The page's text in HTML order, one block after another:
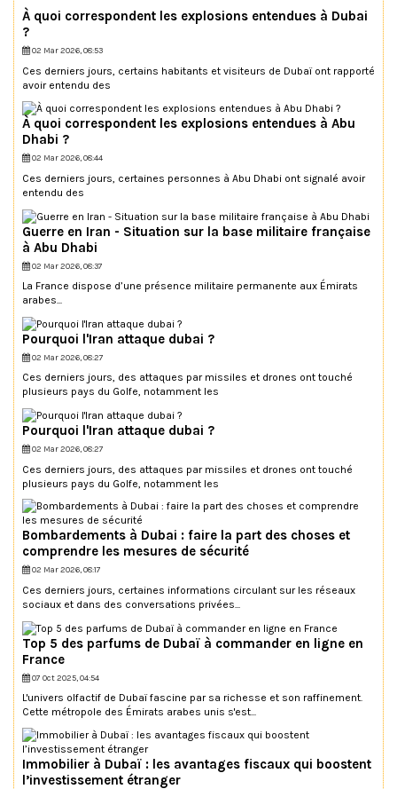
À quoi correspondent les explosions entendues à Dubai
?
02 Mar 2026, 08:53
Ces derniers jours, certains habitants et visiteurs de Dubaï ont rapporté
avoir entendu des
À quoi correspondent les explosions entendues à Abu
Dhabi ?
02 Mar 2026, 08:44
Ces derniers jours, certaines personnes à Abu Dhabi ont signalé avoir
entendu des
Guerre en Iran - Situation sur la base militaire française
à Abu Dhabi
02 Mar 2026, 08:37
La France dispose d’une présence militaire permanente aux Émirats
arabes...
Pourquoi l'Iran attaque dubai ?
02 Mar 2026, 08:27
Ces derniers jours, des attaques par missiles et drones ont touché
plusieurs pays du Golfe, notamment les
Pourquoi l'Iran attaque dubai ?
02 Mar 2026, 08:27
Ces derniers jours, des attaques par missiles et drones ont touché
plusieurs pays du Golfe, notamment les
Bombardements à Dubai : faire la part des choses et
comprendre les mesures de sécurité
02 Mar 2026, 08:17
Ces derniers jours, certaines informations circulant sur les réseaux
sociaux et dans des conversations privées...
Top 5 des parfums de Dubaï à commander en ligne en
France
07 Oct 2025, 04:54
L'univers olfactif de Dubaï fascine par sa richesse et son raffinement.
Cette métropole des Émirats arabes unis s'est...
Immobilier à Dubaï : les avantages fiscaux qui boostent
l’investissement étranger